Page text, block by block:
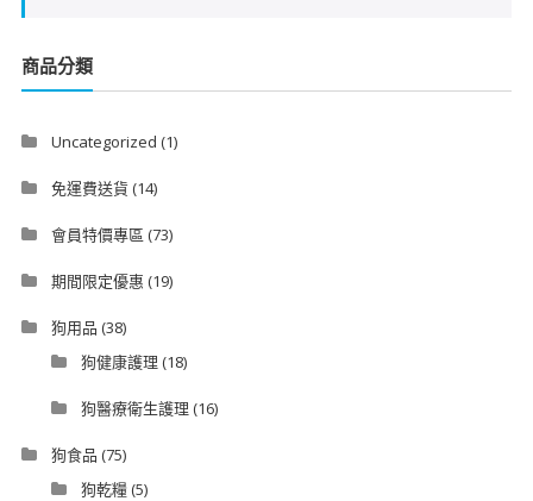
商品分類
Uncategorized (1)
免運費送貨(14)
會員特價專區 (73)
期間限定優惠 (19)
狗用品 (38)
狗健康護理 (18)
狗醫療衛生護理 (16)
狗食品 (75)
狗乾糧(5)